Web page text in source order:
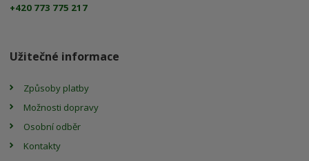
+420 773 775 217
Užitečné informace
Způsoby platby
Možnosti dopravy
Osobní odběr
Kontakty